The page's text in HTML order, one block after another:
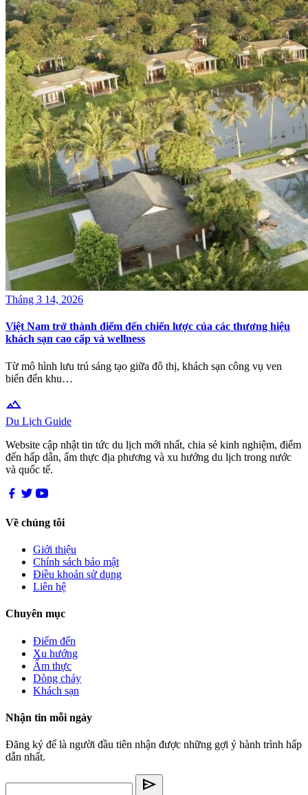
Tháng 3 14, 2026
Việt Nam trở thành điểm đến chiến lược của các thương hiệu
khách sạn cao cấp và wellness
Từ mô hình lưu trú sáng tạo giữa đô thị, khách sạn công vụ ven
biển đến khu…
terrain
Du Lịch Guide
Website cập nhật tin tức du lịch mới nhất, chia sẻ kinh nghiệm, điểm
đến hấp dẫn, ẩm thực địa phương và xu hướng du lịch trong nước
và quốc tế.
Về chúng tôi
Giới thiệu
Chính sách bảo mật
Điều khoản sử dụng
Liên hệ
Chuyên mục
Điểm đến
Xu hướng
Ẩm thực
Dòng chảy
Khách sạn
Nhận tin mỗi ngày
Đăng ký để là người đầu tiên nhận được những gợi ý hành trình hấp
dẫn nhất.
send